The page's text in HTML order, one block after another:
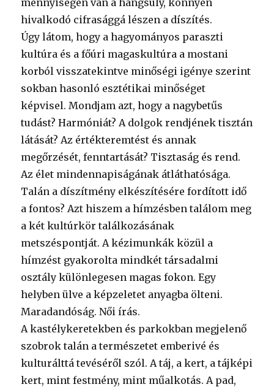
mennyiségen van a hangsúly, könnyen
hivalkodó cifrasággá lészen a díszítés.
Úgy látom, hogy a hagyományos paraszti
kultúra és a főúri magaskultúra a mostani
korból visszatekintve minőségi igénye szerint
sokban hasonló esztétikai minőséget
képvisel. Mondjam azt, hogy a nagybetűs
tudást? Harmóniát? A dolgok rendjének tisztán
látását? Az értékteremtést és annak
megőrzését, fenntartását? Tisztaság és rend.
Az élet mindennapiságának átláthatósága.
Talán a díszítmény elkészítésére fordított idő
a fontos? Azt hiszem a hímzésben találom meg
a két kultúrkör találkozásának
metszéspontját. A kézimunkák közül a
hímzést gyakorolta mindkét társadalmi
osztály különlegesen magas fokon. Egy
helyben ülve a képzeletet anyagba ölteni.
Maradandóság. Női írás.
A kastélykeretekben és parkokban megjelenő
szobrok talán a természetet emberivé és
kulturálttá tevéséről szól. A táj, a kert, a tájképi
kert, mint festmény, mint műalkotás. A pad,